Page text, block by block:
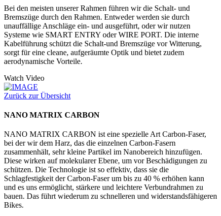
Bei den meisten unserer Rahmen führen wir die Schalt- und
Bremszüge durch den Rahmen. Entweder werden sie durch
unauffällige Anschläge ein- und ausgeführt, oder wir nutzen
Systeme wie SMART ENTRY oder WIRE PORT. Die interne
Kabelführung schützt die Schalt-und Bremszüge vor Witterung,
sorgt für eine cleane, aufgeräumte Optik und bietet zudem
aerodynamische Vorteile.
Watch Video
Zurück zur Übersicht
NANO MATRIX CARBON
NANO MATRIX CARBON ist eine spezielle Art Carbon-Faser,
bei der wir dem Harz, das die einzelnen Carbon-Fasern
zusammenhält, sehr kleine Partikel im Nanobereich hinzufügen.
Diese wirken auf molekularer Ebene, um vor Beschädigungen zu
schützen. Die Technologie ist so effektiv, dass sie die
Schlagfestigkeit der Carbon-Faser um bis zu 40 % erhöhen kann
und es uns ermöglicht, stärkere und leichtere Verbundrahmen zu
bauen. Das führt wiederum zu schnelleren und widerstandsfähigeren
Bikes.